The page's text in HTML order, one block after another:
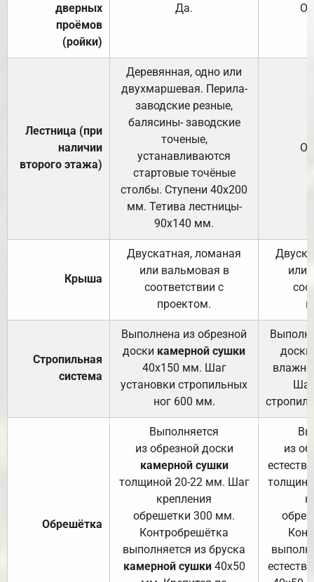
дверных
проёмов
(ройки)
Да.
Лестница (при
наличии
второго этажа)
Деревянная, одно или
двухмаршевая. Перила-
заводские резные,
балясины- заводские
точеные,
устанавливаются
стартовые точёные
столбы. Ступени 40х200
мм. Тетива лестницы-
90х140 мм.
Крыша
Двускатная, ломаная
или вальмовая в
соответствии с
проектом.
или
Стропильная
система
Выполнена из обрезной
доски камерной сушки
40х150 мм. Шаг
установки стропильных
ног 600 мм.
доски
Обрешётка
Выполняется
из обрезной доски
камерной сушки
толщиной 20-22 мм. Шаг
крепления
обрешетки 300 мм.
Контробрешётка
выполняется из бруска
камерной сушки40х50
из